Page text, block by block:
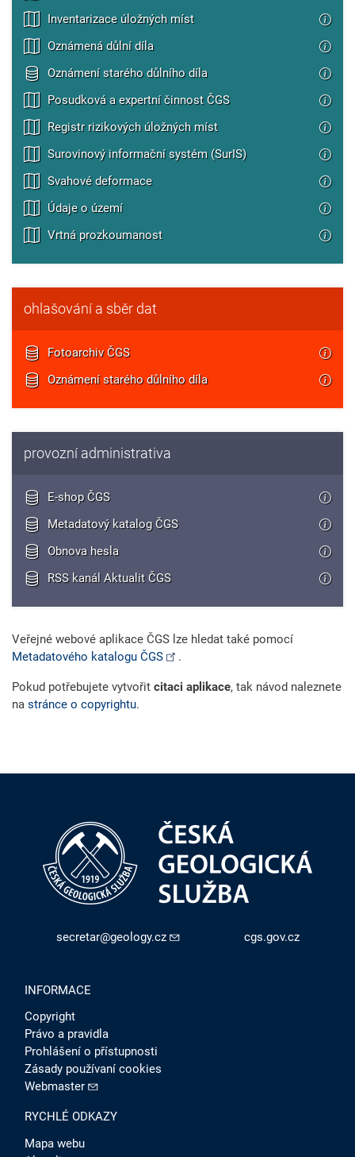
Inventarizace úložných míst
Oznámená důlní díla
Oznámení starého důlního díla
Posudková a expertní činnost ČGS
Registr rizikových úložných míst
Surovinový informační systém (SurIS)
Svahové deformace
Údaje o území
Vrtná prozkoumanost
ohlašování a sběr dat
Fotoarchiv ČGS
Oznámení starého důlního díla
provozní administrativa
E-shop ČGS
Metadatový katalog ČGS
Obnova hesla
RSS kanál Aktualit ČGS
Veřejné webové aplikace ČGS lze hledat také pomocí
Metadatového katalogu ČGS
.
Pokud potřebujete vytvořit citaci aplikace, tak návod naleznete
na stránce o copyrightu.
secretar@geology.cz cgs.gov.cz
INFORMACE
Copyright
Právo a pravidla
Prohlášení o přístupnosti
Zásady používaní cookies
Webmaster
RYCHLÉ ODKAZY
Mapa webu